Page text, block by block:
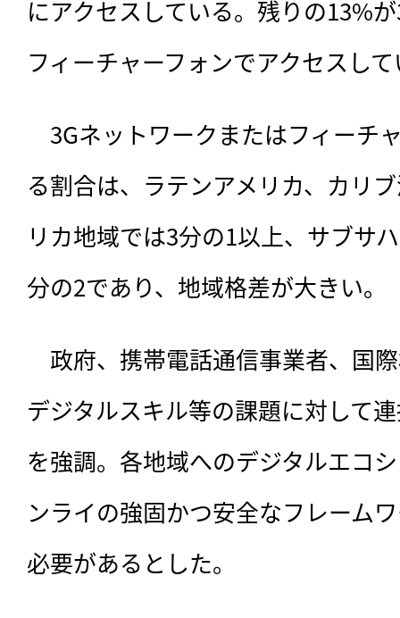
にアクセスしている。残りの13%
フィーチャーフォンでアクセスし
3Gネットワークまたはフィーチ
る割合は、ラテンアメリカ、カリ
リカ地域では3分の1以上、サブサ
分の2であり、地域格差が大きい。
政府、携帯電話通信事業者、国
デジタルスキル等の課題に対して
を強調。各地域へのデジタルエコ
ンライの強固かつ安全なフレーム
必要があるとした。